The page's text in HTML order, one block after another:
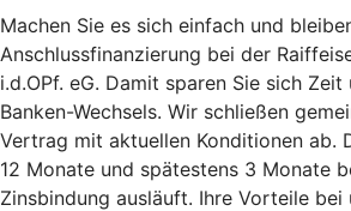
Machen Sie es sich einfach und
Anschlussfinanzierung bei der
i.d.OPf. eG. Damit sparen Sie sich
Banken-Wechsels. Wir schließen
Vertrag mit aktuellen Konditionen ab.
12 Monate und spätestens 3 Monate
Zinsbindung ausläuft. Ihre Vorteile bei